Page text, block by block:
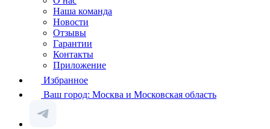
Наша команда
Новости
Отзывы
Гарантии
Контакты
Приложение
Избранное
Ваш город: Москва и Московская область